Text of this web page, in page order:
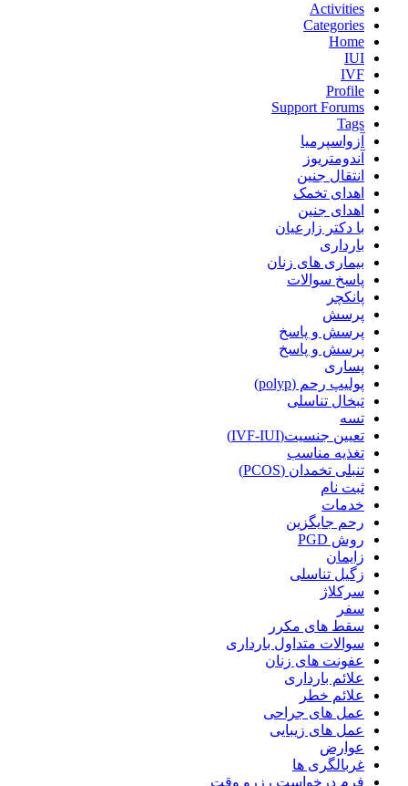
Activities
Categories
Home
IUI
IVF
Profile
Support Forums
Tags
آزواسپرمیا
آندومتریوز
انتقال جنین
اهدای تخمک
اهدای جنین
با دکتر زارعیان
بارداری
بیماری های زنان
پاسخ سوالات
پانکچر
پرسش
پرسش و پاسخ
پرسش و پاسخ
پساری
پولیپ رحم (polyp)
تبخال تناسلی
تسه
تعیین جنسیت(IVF-IUI)
تغذیه مناسب
تنبلی تخمدان (PCOS)
ثبت نام
خدمات
رحم جایگزین
روش PGD
زایمان
زگیل تناسلی
سرکلاژ
سفر
سقط های مکرر
سوالات متداول بارداری
عفونت های زنان
علائم بارداری
علائم خطر
عمل های جراحی
عمل های زیبایی
عوارض
غربالگری ها
فرم درخواست رزرو وقت